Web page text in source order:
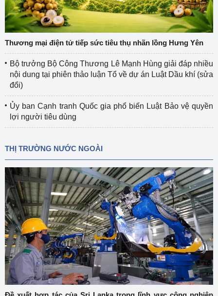
Thương mại điện tử tiếp sức tiêu thụ nhãn lồng Hưng Yên
Bộ trưởng Bộ Công Thương Lê Mạnh Hùng giải đáp nhiều
nội dung tại phiên thảo luận Tổ về dự án Luật Dầu khí (sửa
đổi)
Ủy ban Cạnh tranh Quốc gia phổ biến Luật Bảo vệ quyền
lợi người tiêu dùng
THỊ TRƯỜNG NƯỚC NGOÀI